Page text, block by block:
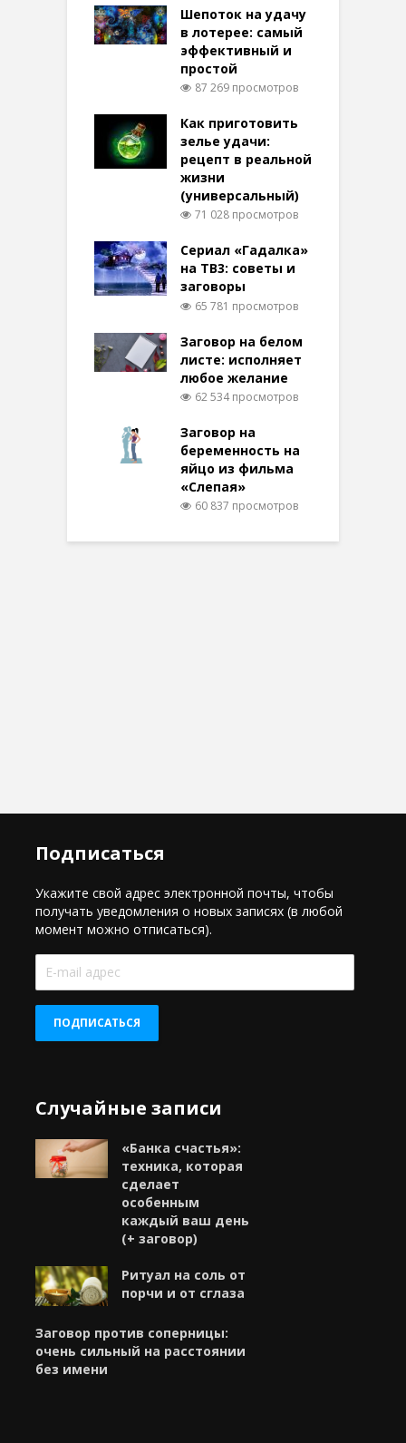
Шепоток на удачу
в лотерее: самый
эффективный и
простой
87 269 просмотров
Как приготовить
зелье удачи:
рецепт в реальной
жизни
(универсальный)
71 028 просмотров
Сериал «Гадалка»
на ТВ3: советы и
заговоры
65 781 просмотров
Заговор на белом
листе: исполняет
любое желание
62 534 просмотров
Заговор на
беременность на
яйцо из фильма
«Слепая»
60 837 просмотров
Подписаться
Укажите свой адрес электронной почты, чтобы
получать уведомления о новых записях (в любой
момент можно отписаться).
E-
mail
ПОДПИСАТЬСЯ
Случайные записи
«Банка счастья»:
техника, которая
сделает
особенным
каждый ваш день
(+ заговор)
Ритуал на соль от
порчи и от сглаза
Заговор против соперницы:
очень сильный на расстоянии
без имени